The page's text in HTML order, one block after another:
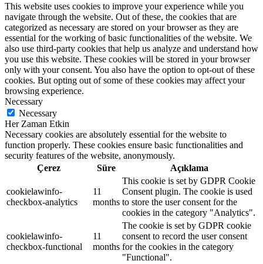
This website uses cookies to improve your experience while you
navigate through the website. Out of these, the cookies that are
categorized as necessary are stored on your browser as they are
essential for the working of basic functionalities of the website. We
also use third-party cookies that help us analyze and understand how
you use this website. These cookies will be stored in your browser
only with your consent. You also have the option to opt-out of these
cookies. But opting out of some of these cookies may affect your
browsing experience.
Necessary
Necessary
Her Zaman Etkin
Necessary cookies are absolutely essential for the website to
function properly. These cookies ensure basic functionalities and
security features of the website, anonymously.
Çerez
Süre Açıklama
cookielawinfo-
checkbox-analytics
11
months
This cookie is set by GDPR Cookie
Consent plugin. The cookie is used
to store the user consent for the
cookies in the category "Analytics".
cookielawinfo-
checkbox-functional
11
months
The cookie is set by GDPR cookie
consent to record the user consent
for the cookies in the category
"Functional".